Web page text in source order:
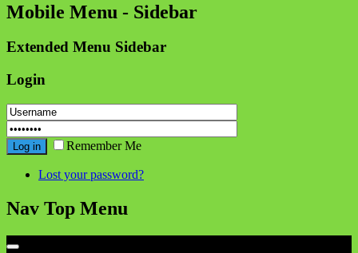
Mobile Menu - Sidebar
Extended Menu Sidebar
Login
Log in Remember Me
Lost your password?
Nav Top Menu